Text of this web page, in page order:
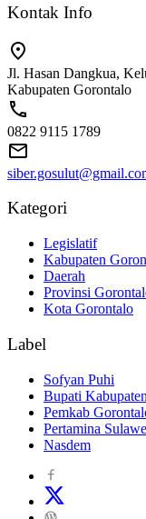
Kontak Info
Jl. Hasan Dangkua,
Kabupaten Gorontalo
0822 9115 1789
Kategori
Legislatif
Kabupaten
Daerah
Provinsi
Kota Gorontalo
Label
Sofyan Puhi
Bupati
Pemkab
Pertamina
Nasdem